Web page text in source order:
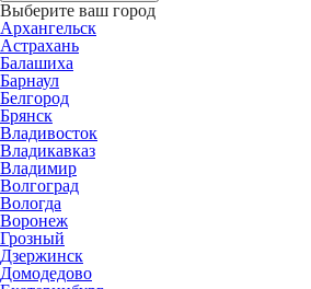
Выберите ваш город
Архангельск
Астрахань
Балашиха
Барнаул
Белгород
Брянск
Владивосток
Владикавказ
Владимир
Волгоград
Вологда
Воронеж
Грозный
Дзержинск
Домодедово